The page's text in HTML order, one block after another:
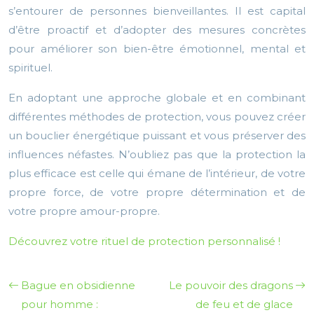
s’entourer de personnes bienveillantes. Il est capital
d’être proactif et d’adopter des mesures concrètes
pour améliorer son bien-être émotionnel, mental et
spirituel.
En adoptant une approche globale et en combinant
différentes méthodes de protection, vous pouvez créer
un bouclier énergétique puissant et vous préserver des
influences néfastes. N’oubliez pas que la protection la
plus efficace est celle qui émane de l’intérieur, de votre
propre force, de votre propre détermination et de
votre propre amour-propre.
Découvrez votre rituel de protection personnalisé !
Bague en obsidienne
pour homme :
Le pouvoir des dragons
de feu et de glace